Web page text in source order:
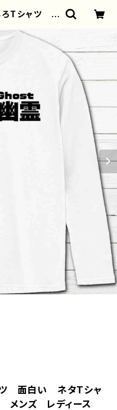
ろTシャツ 面
レディース
個性的 人
絵師 クリエ
幽霊（ホワイ
G-6 | iPhone
ャツ/おしゃ
ッズ/人気/後
アリうさ
ツ 面白い ネタTシャ
ンズ レディース